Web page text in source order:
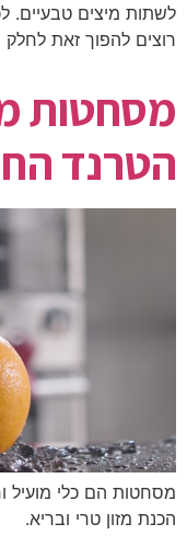
לשתות מיצים טבעיים.
רוצים להפוך זאת
מסחטות
הטרנד
מסחטות הם כלי מועיל
הכנת מזון טרי ובריא.